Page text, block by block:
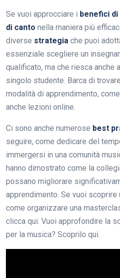
Se vuoi approcciare i benefici
di canto nella maniera più
diverse strategia che puoi
essenziale scegliere un
qualificato, ma che riesca anche
singolo studente. Barca di
modalità di apprendimento,
anche lezioni online.
Ci sono anche numerose best
seguire, come dedicare del
immergersi in una comunità
hanno dimostrato come la
possano migliorare
apprendimento. Se vuoi
come organizzare una
clicca qui. Vuoi approfondire la
per la musica? Scoprilo qui.